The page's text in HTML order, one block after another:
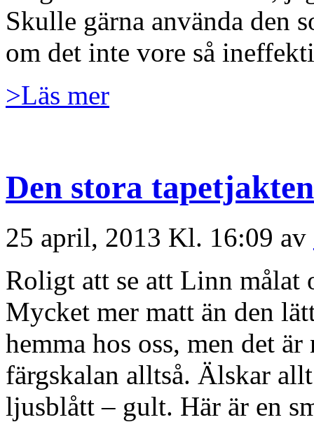
Skulle gärna använda den
om det inte vore så
>Läs mer
Den stora tapetjakten
25 april, 2013 Kl. 16:09 av
Roligt att se att Linn målat
Mycket mer matt än den
hemma hos oss, men det
färgskalan alltså. Älskar
ljusblått – gult. Här är en